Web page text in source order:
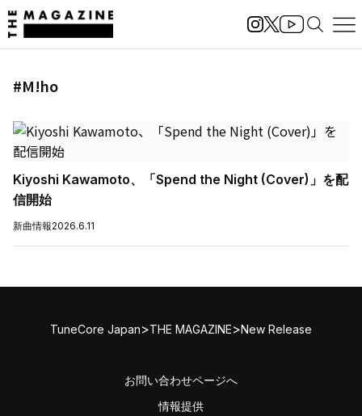
#M!ho
Kiyoshi Kawamoto、「Spend the Night (Cover)」を配
信開始
新曲情報2026.6.11
TuneCore Japan>THE MAGAZINE>New Release
お問い合わせページへ
情報提供